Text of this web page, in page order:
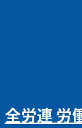
全労連 労